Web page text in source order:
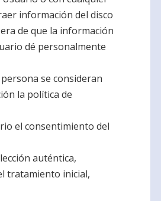
información del disco
de que la información
dé personalmente
se consideran
la política de
el consentimiento del
auténtica,
tratamiento inicial,